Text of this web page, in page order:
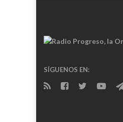
SÍGUENOS EN: